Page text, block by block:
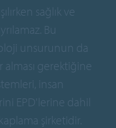
sağlık ve
Bu
unsurunun da
gerektiğine
insan
EPD'lerine dahil
şirketidir.